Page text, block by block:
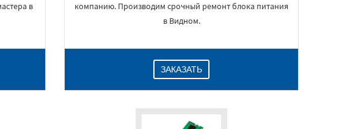
в
компанию. Производим срочный ремонт блока питания
в Видном.
ЗАКАЗАТЬ